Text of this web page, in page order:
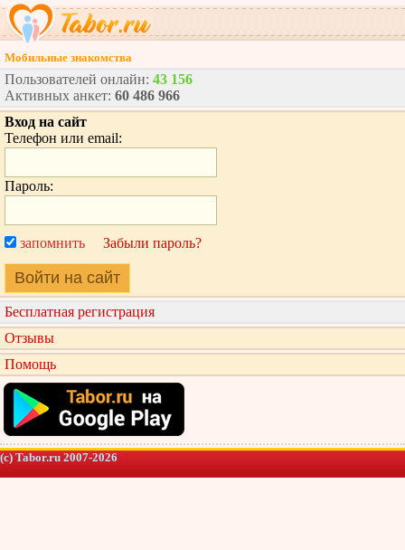
Мобильные знакомства
Пользователей онлайн: 43 156
Активных анкет: 60 486 966
Вход на сайт
Телефон или email:
Пароль:
запомнить Забыли пароль?
Войти на сайт
Бесплатная регистрация
Отзывы
Помощь
(c) Tabor.ru 2007-2026